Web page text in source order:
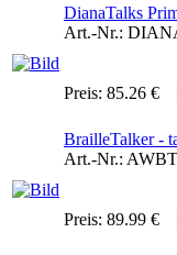
DianaTalks
Art.-Nr.:
Preis: 85.26 €
BrailleTalker -
Art.-Nr.:
Preis: 89.99 €